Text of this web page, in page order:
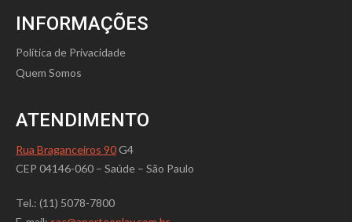
INFORMAÇÕES
Política de Privacidade
Quem Somos
ATENDIMENTO
Rua Braganceiros 90G4
CEP 04146-060 – Saúde – São Paulo
Tel.: (11) 5078-7800